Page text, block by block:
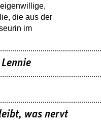
die aus der
im
was nervt